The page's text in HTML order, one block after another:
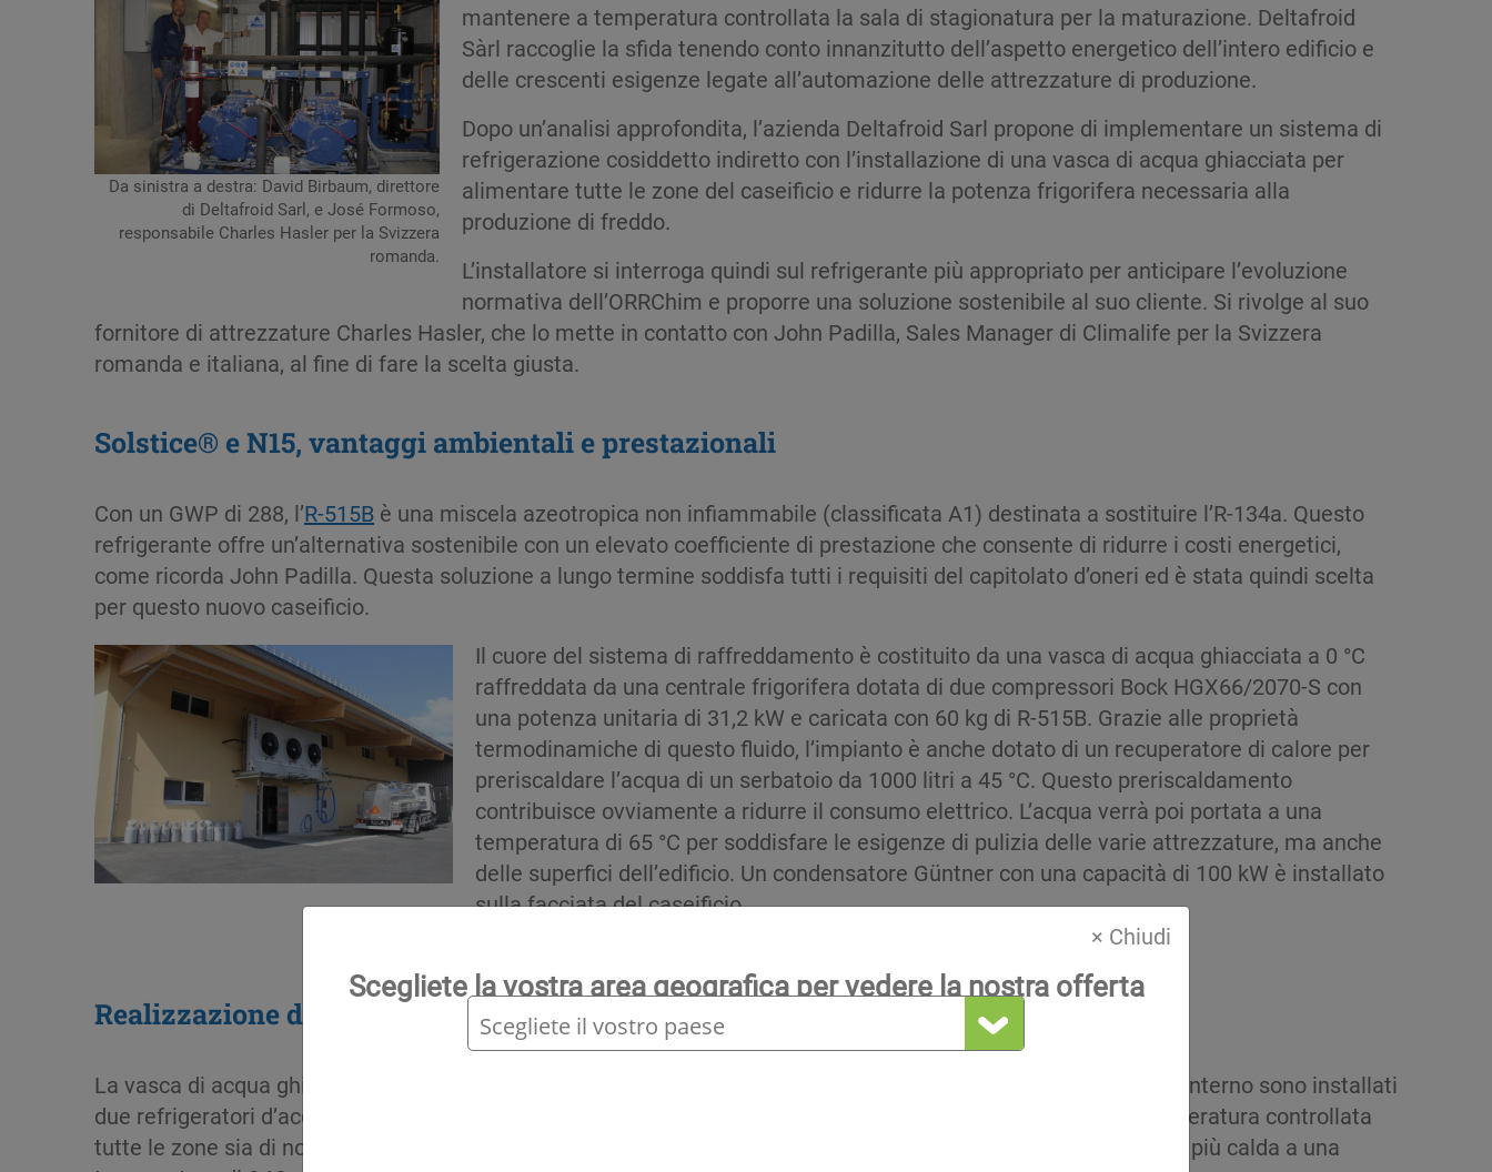
× Chiudi
Scegliete la vostra area geografica per vedere la nostra offerta
locale
Da sinistra a destra: David Birbaum, direttore
di Deltafroid Sarl, e José Formoso,
responsabile Charles Hasler per la Svizzera
romanda.
mantenere a temperatura controllata la sala di stagionatura per la maturazione. Deltafroid
Sàrl raccoglie la sfida tenendo conto innanzitutto dell’aspetto energetico dell’intero edificio e
delle crescenti esigenze legate all’automazione delle attrezzature di produzione.
Dopo un’analisi approfondita, l’azienda Deltafroid Sarl propone di implementare un sistema di
refrigerazione cosiddetto indiretto con l’installazione di una vasca di acqua ghiacciata per
alimentare tutte le zone del caseificio e ridurre la potenza frigorifera necessaria alla
produzione di freddo.
L’installatore si interroga quindi sul refrigerante più appropriato per anticipare l’evoluzione
normativa dell’ORRChim e proporre una soluzione sostenibile al suo cliente. Si rivolge al suo
fornitore di attrezzature Charles Hasler, che lo mette in contatto con John Padilla, Sales Manager di Climalife per la Svizzera
romanda e italiana, al fine di fare la scelta giusta.
Solstice® e N15, vantaggi ambientali e prestazionali
Con un GWP di 288, l’R-515B è una miscela azeotropica non infiammabile (classificata A1) destinata a sostituire l’R-134a. Questo
refrigerante offre un’alternativa sostenibile con un elevato coefficiente di prestazione che consente di ridurre i costi energetici,
come ricorda John Padilla. Questa soluzione a lungo termine soddisfa tutti i requisiti del capitolato d’oneri ed è stata quindi scelta
per questo nuovo caseificio.
Il cuore del sistema di raffreddamento è costituito da una vasca di acqua ghiacciata a 0 °C
raffreddata da una centrale frigorifera dotata di due compressori Bock HGX66/2070-S con
una potenza unitaria di 31,2 kW e caricata con 60 kg di R-515B. Grazie alle proprietà
termodinamiche di questo fluido, l’impianto è anche dotato di un recuperatore di calore per
preriscaldare l’acqua di un serbatoio da 1000 litri a 45 °C. Questo preriscaldamento
contribuisce ovviamente a ridurre il consumo elettrico. L’acqua verrà poi portata a una
temperatura di 65 °C per soddisfare le esigenze di pulizia delle varie attrezzature, ma anche
delle superfici dell’edificio. Un condensatore Güntner con una capacità di 100 kW è installato
sulla facciata del caseificio.
Realizzazione di una vasca di acqua ghiacciata a 0 °C
La vasca di acqua ghiacciata serve diverse zone essenziali per il processo di produzione del formaggio. Al suo interno sono installati
due refrigeratori d’acqua che consentono di accumulare una grande quantità di ghiaccio per mantenere a temperatura controllata
tutte le zone sia di notte che di giorno. Questo accumulo di ghiaccio raffredda costantemente l’acqua di ritorno più calda a una